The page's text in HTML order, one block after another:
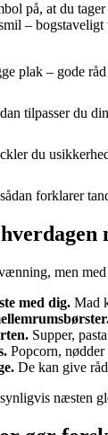
på, at du
–
plak – gode
tilpasser du
du
forklarer
men
med dig. Mad
Supper,
Popcorn,
De kan give
næsten